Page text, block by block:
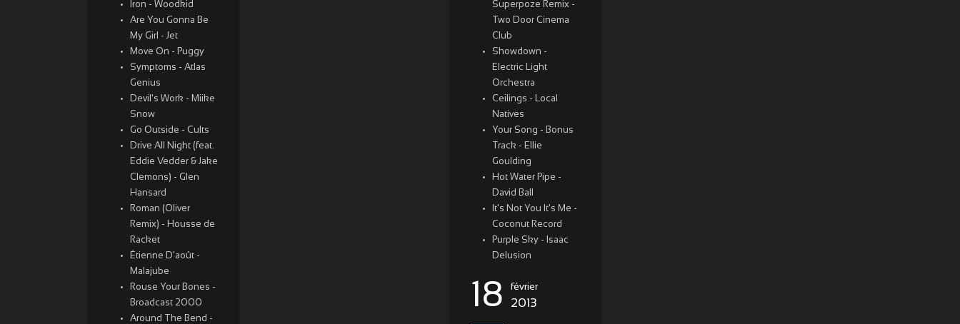
Iron - Woodkid
Are You Gonna Be
My Girl - Jet
Move On - Puggy
Symptoms - Atlas
Genius
Devil's Work - Miike
Snow
Go Outside - Cults
Drive All Night (feat.
Eddie Vedder & Jake
Clemons) - Glen
Hansard
Roman (Oliver
Remix) - Housse de
Racket
Étienne D'août -
Malajube
Rouse Your Bones -
Broadcast 2000
Around The Bend -
Superpoze Remix -
Two Door Cinema
Club
Showdown -
Electric Light
Orchestra
Ceilings - Local
Natives
Your Song - Bonus
Track - Ellie
Goulding
Hot Water Pipe -
David Ball
It's Not You It's Me -
Coconut Record
Purple Sky - Isaac
Delusion
18 février
2013